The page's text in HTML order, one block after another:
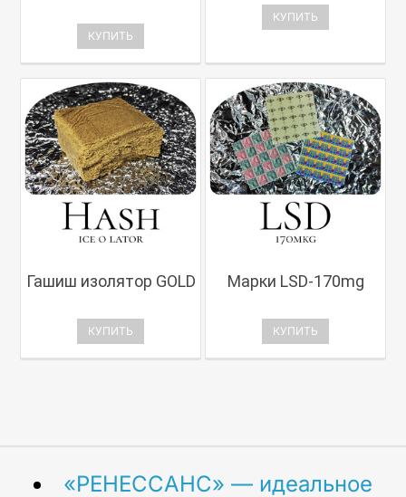
КУПИТЬ
КУПИТЬ
Гашиш изолятор GOLD
КУПИТЬ
Марки LSD-170mg
КУПИТЬ
«РЕНЕССАНС» — идеальное